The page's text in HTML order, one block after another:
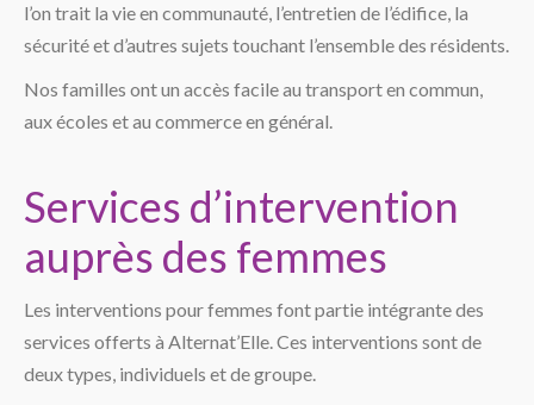
l’on trait la vie en communauté, l’entretien de l’édifice, la
sécurité et d’autres sujets touchant l’ensemble des résidents.
Nos familles ont un accès facile au transport en commun,
aux écoles et au commerce en général.
Services d’intervention
auprès des femmes
Les interventions pour femmes font partie intégrante des
services offerts à Alternat’Elle. Ces interventions sont de
deux types, individuels et de groupe.